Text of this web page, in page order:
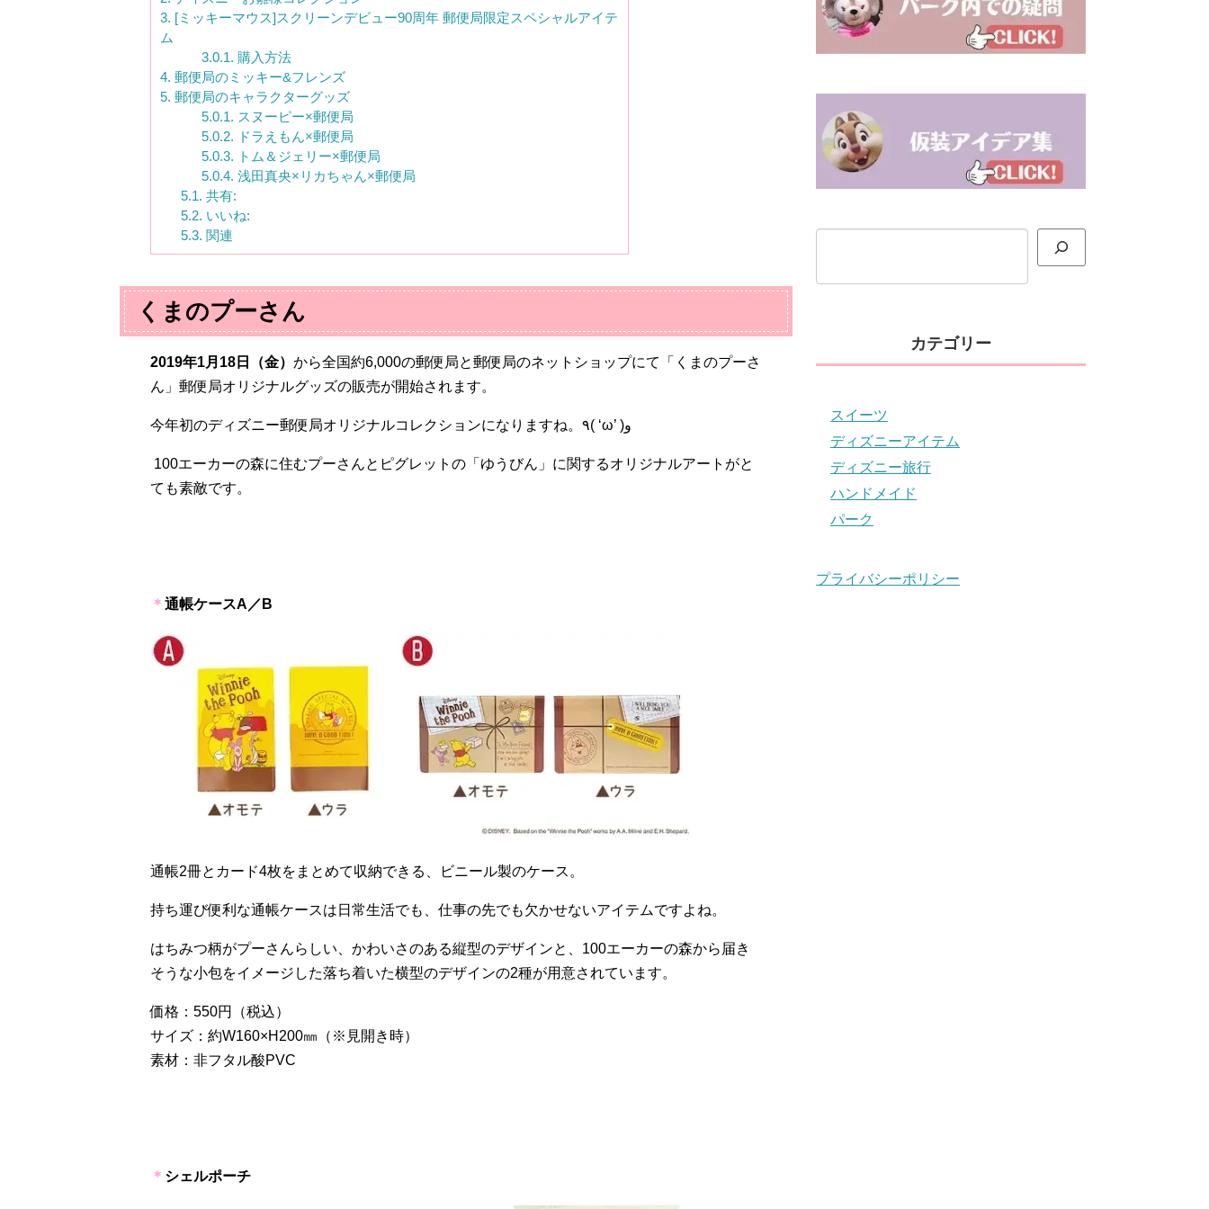
3. [ミッキーマウス]スクリーンデビュー90周年 郵便局限定スペシャルアイテ
ム
3.0.1. 購入方法
4. 郵便局のミッキー&フレンズ
5. 郵便局のキャラクターグッズ
5.0.1. スヌーピー×郵便局
5.0.2. ドラえもん×郵便局
5.0.3. トム＆ジェリー×郵便局
5.0.4. 浅田真央×リカちゃん×郵便局
5.1. 共有:
5.2. いいね:
5.3. 関連
くまのプーさん
2019年1月 18 日（金） から全国約6,000の郵便局と郵便局のネットショップにて「くまのプーさ
ん」郵便局オリジナルグッズの販売が開始されます。
今年初のディズニー郵便局オリジナルコレクションになりますね。 ٩( ‘ω’ )و
100エーカーの森に住むプーさんとピグレットの「ゆうびん」に関するオリジナルアートがと
ても素敵です。
＊ 通帳ケースA ／ B
通帳2冊とカード4枚をまとめて収納できる、ビニール製のケース。
持ち運び便利な通帳ケースは日常生活でも、仕事の先でも欠かせないアイテムですよね。
はちみつ柄がプーさんらしい、かわいさのある縦型のデザインと、 100エーカーの森から届き
そうな小包をイメージした落ち着いた横型のデザインの2種が用意されています。
価格： 550円（税込）
サイズ：約W160×H200㎜（※見開き時）
素材：非フタル酸PVC
＊ シェルポーチ
検索
カテゴリー
スイーツ
ディズニーアイテム
ディズニー旅行
ハンドメイド
パーク
プライバシーポリシー